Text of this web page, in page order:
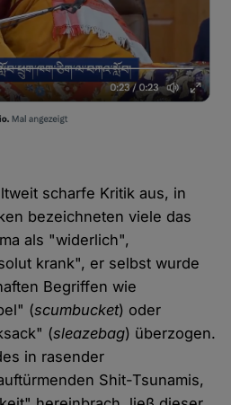
scharfe Kritik aus, in
bezeichneten viele das
als "widerlich",
krank", er selbst wurde
Begriffen wie
(scumbucket) oder
(sleazebag) überzogen.
in rasender
Shit-Tsunamis,